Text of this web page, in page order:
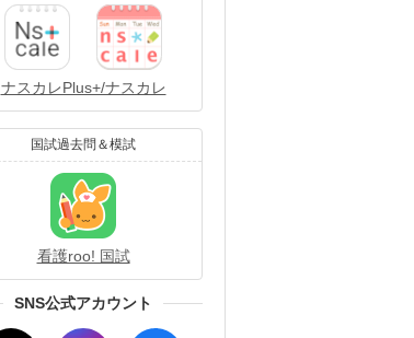
ナスカレPlus+/ナスカレ
国試過去問＆模試
看護roo! 国試
SNS公式アカウント